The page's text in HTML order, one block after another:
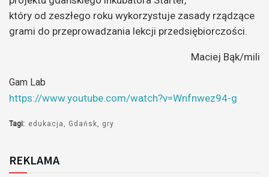
który od zeszłego roku wykorzystuje zasady rządzące
grami do przeprowadzania lekcji przedsiębiorczości.
Maciej Bąk/mili
Gam Lab
https://www.youtube.com/watch?v=Wnfnwez94-g
Tagi: edukacja Gdańsk gry
REKLAMA